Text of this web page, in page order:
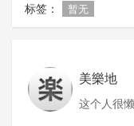
标签： 暂无
美樂地
这个人很